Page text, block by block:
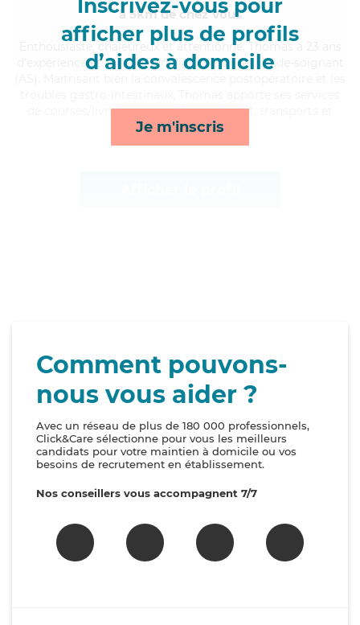
Inscrivez-vous pour
afficher plus de profils
d’aides à domicile
Je m'inscris
à 5km de chez Vous
, chaleureux et attentionné, Thomas a 23 ans
d'expérience et possède un diplôme d'Etat d'aide-soignant
de courses/livraison, surveillance de nuit, transports et
mobilité*
Comment pouvons-
nous vous aider ?
Avec un réseau de plus de 180 000 professionnels,
Click&Care sélectionne pour vous les meilleurs
candidats pour votre maintien à domicile ou vos
besoins de recrutement en établissement.
Nos conseillers vous accompagnent 7/7